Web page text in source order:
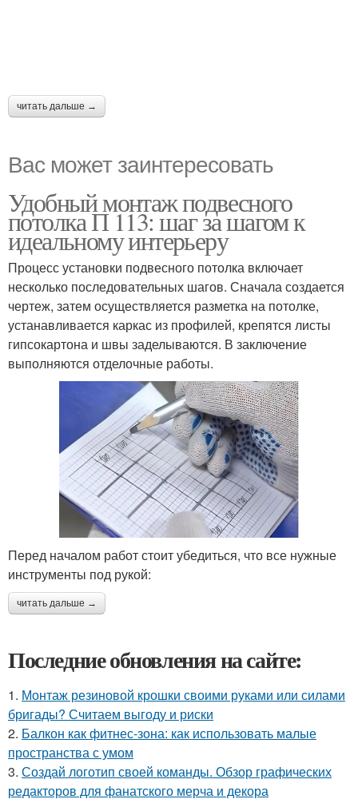
читать дальше →
Вас может заинтересовать
Удобный монтаж подвесного
потолка П 113: шаг за шагом к
идеальному интерьеру
Процесс установки подвесного потолка включает
несколько последовательных шагов. Сначала создается
чертеж, затем осуществляется разметка на потолке,
устанавливается каркас из профилей, крепятся листы
гипсокартона и швы заделываются. В заключение
выполняются отделочные работы.
Перед началом работ стоит убедиться, что все нужные
инструменты под рукой:
читать дальше →
Последние обновления на сайте:
1. Монтаж резиновой крошки своими руками или силами
бригады? Считаем выгоду и риски
2. Балкон как фитнес-зона: как использовать малые
пространства с умом
3. Создай логотип своей команды. Обзор графических
редакторов для фанатского мерча и декора